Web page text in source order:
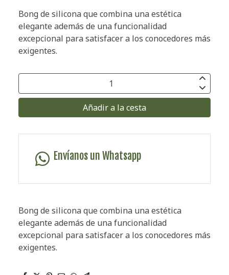
Bong de silicona que combina una estética
elegante además de una funcionalidad
excepcional para satisfacer a los conocedores más
exigentes.
Añadir a la cesta
Envíanos un Whatsapp
Bong de silicona que combina una estética
elegante además de una funcionalidad
excepcional para satisfacer a los conocedores más
exigentes.